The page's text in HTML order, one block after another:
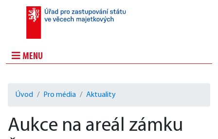
MENU
Úvod Pro média Aktuality
Aukce na areál zámku